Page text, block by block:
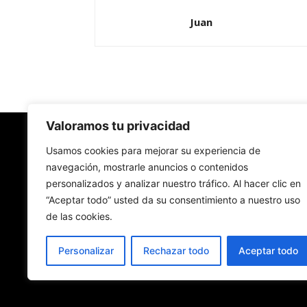
Valoramos tu privacidad
Usamos cookies para mejorar su experiencia de
navegación, mostrarle anuncios o contenidos
personalizados y analizar nuestro tráfico. Al hacer clic en
“Aceptar todo” usted da su consentimiento a nuestro uso
de las cookies.
Personalizar Rechazar todo Aceptar todo
Juan
Redes Cristianas
Una mirada alternativa sobre la Iglesia católica
- Colectivos de Redes Cristianas